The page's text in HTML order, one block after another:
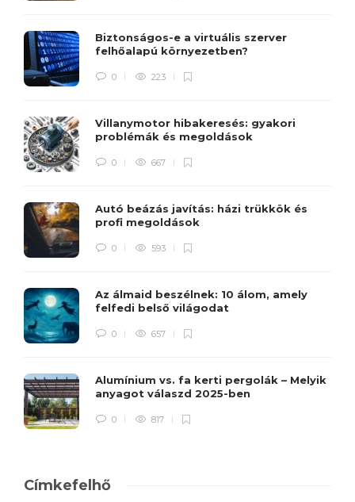
Biztonságos-e a virtuális szerver
felhőalapú környezetben?
0 223
Villanymotor hibakeresés: gyakori
problémák és megoldások
0 667
Autó beázás javítás: házi trükkök és
profi megoldások
0 593
Az álmaid beszélnek: 10 álom, amely
felfedi belső világodat
0 657
Alumínium vs. fa kerti pergolák – Melyik
anyagot válaszd 2025-ben
0 817
Címkefelhő